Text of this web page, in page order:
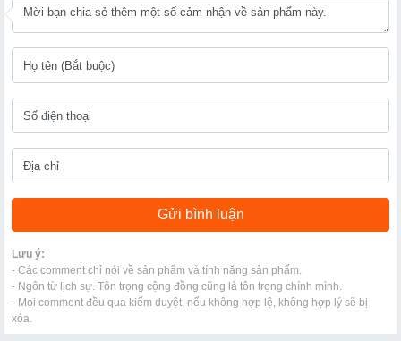
Lưu ý:
- Các comment chỉ nói về sản phẩm và tính năng sản phẩm.
- Ngôn từ lịch sự. Tôn trọng cộng đồng cũng là tôn trọng chính mình.
- Mọi comment đều qua kiểm duyệt, nếu không hợp lệ, không hợp lý sẽ bị
xóa.